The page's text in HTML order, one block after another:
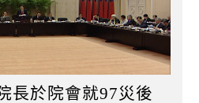
長於院會就97災後